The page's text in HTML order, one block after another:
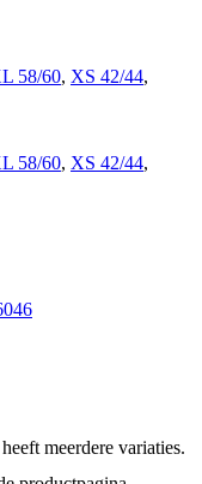
58/60, XS 42/44,
58/60, XS 42/44,
meerdere variaties.